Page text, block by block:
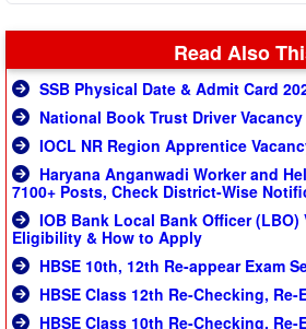
Read Also
SSB Physical Date & Admit Card
National Book Trust Driver
IOCL NR Region Apprentice
Haryana Anganwadi Worker and
7100+ Posts, Check District-Wise
IOB Bank Local Bank Officer (LBO)
Eligibility & How to Apply
HBSE 10th, 12th Re-appear Exam
HBSE Class 12th Re-Checking, Re-
HBSE Class 10th Re-Checking, Re-